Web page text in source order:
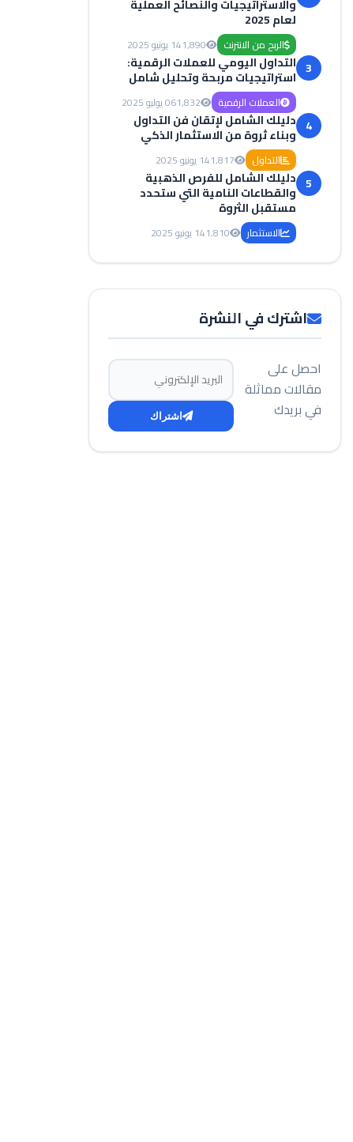
والاستراتيجيات والنصائح العملية
لعام 2025
الربح من الانترنت 1,89014 يونيو 2025
3 التداول اليومي للعملات الرقمية:
استراتيجيات مربحة وتحليل شامل
العملات الرقمية 1,83206 يوليو 2025
4 دليلك الشامل لإتقان فن التداول
وبناء ثروة من الاستثمار الذكي
التداول 1,81714 يونيو 2025
5 دليلك الشامل للفرص الذهبية
والقطاعات النامية التي ستحدد
مستقبل الثروة
الاستثمار 1,81014 يونيو 2025
اشترك في النشرة
احصل على
مقالات مماثلة
في بريدك
البريد الإلكتروني
اشتراك